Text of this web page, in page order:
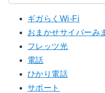
ギガらくWi-Fi
おまかせサイバーみ
フレッツ光
電話
ひかり電話
サポート